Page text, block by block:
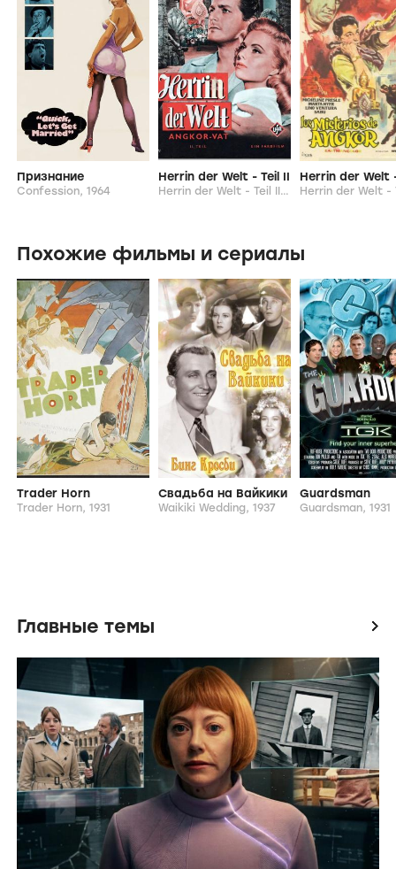
Признание
Confession, 1964
Herrin der Welt - Teil II
Herrin der Welt - Teil II,1960
Herrin der Welt
Похожие фильмы и сериалы
Trader Horn
Trader Horn, 1931
Свадьба на Вайкики
Waikiki Wedding, 1937
Guardsman
Guardsman, 1931
Главные темы icon